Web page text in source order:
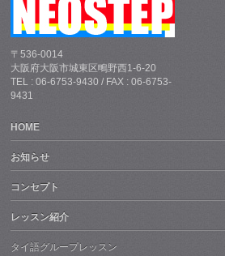
〒536-0014
大阪府大阪市城東区鴫野西1-6-20
TEL : 06-6753-9430 / FAX : 06-6753-
9431
HOME
お知らせ
コンセプト
レッスン紹介
タイ語グループレッスン